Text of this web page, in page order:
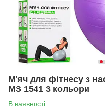
М'яч для фітнесу з
MS 1541 3 кольори
В наявності